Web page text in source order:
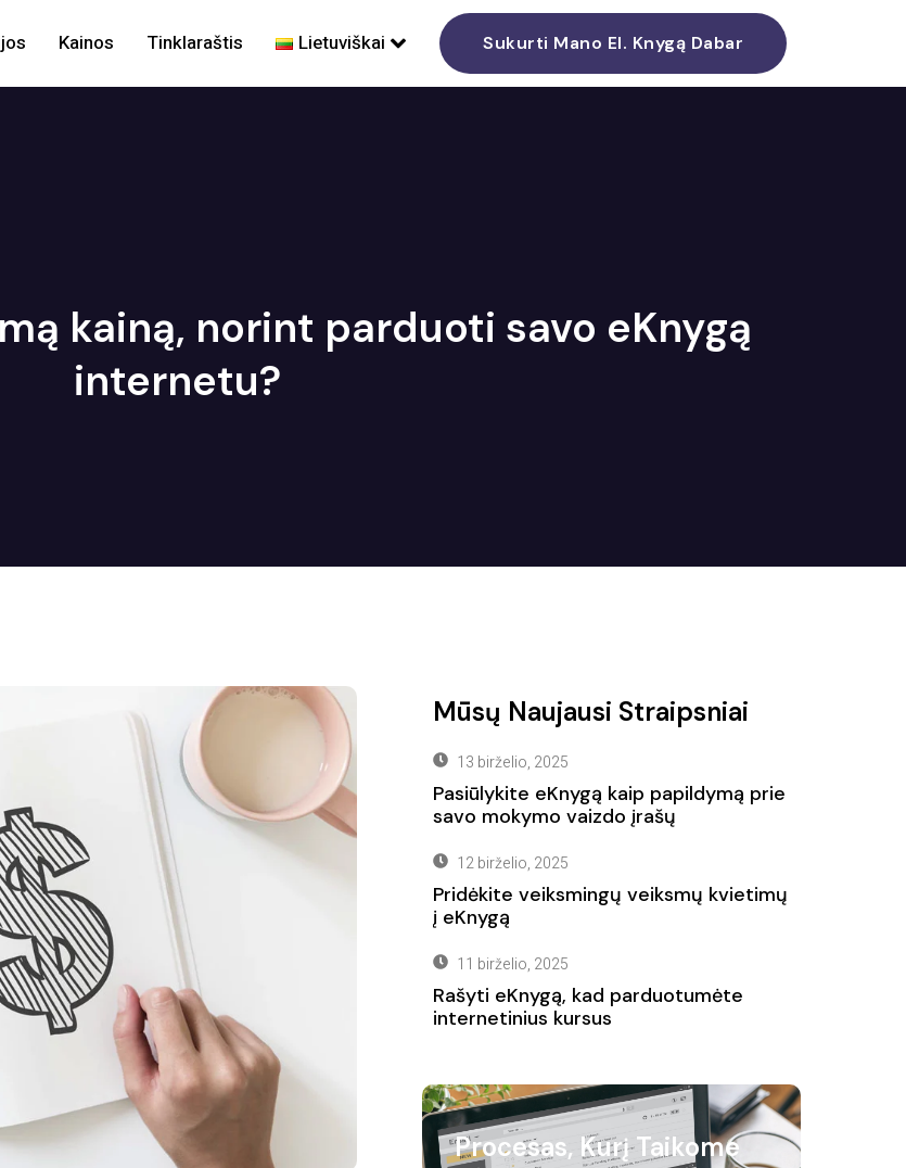
Kainos Tinklaraštis Lietuviškai Sukurti Mano El. Knygą Dabar
kainą, norint parduoti savo eKnygą
internetu?
Mūsų Naujausi Straipsniai
13 birželio, 2025
Pasiūlykite eKnygą kaip papildymą prie
savo mokymo vaizdo įrašų
12 birželio, 2025
Pridėkite veiksmingų veiksmų kvietimų
į eKnygą
11 birželio, 2025
Rašyti eKnygą, kad parduotumėte
internetinius kursus
Procesas, Kurį Taikome